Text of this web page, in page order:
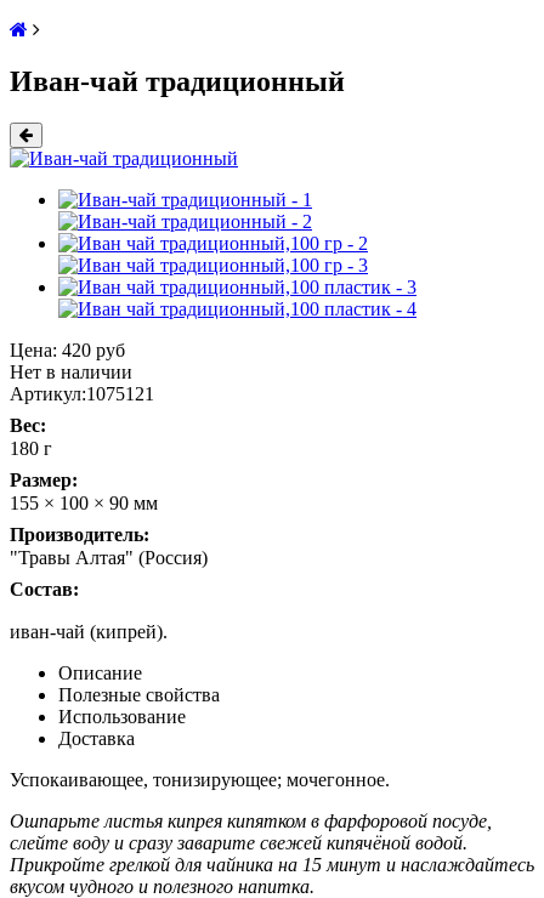
Иван-чай традиционный
Цена: 420 руб
Нет в наличии
Артикул:1075121
Вес:
180 г
Размер:
155 × 100 × 90 мм
Производитель:
"Травы Алтая" (Россия)
Состав:
иван-чай (кипрей).
Описание
Полезные свойства
Использование
Доставка
Успокаивающее, тонизирующее; мочегонное.
Ошпарьте листья кипрея кипятком в фарфоровой посуде,
слейте воду и сразу заварите свежей кипячёной водой.
Прикройте грелкой для чайника на 15 минут и наслаждайтесь
вкусом чудного и полезного напитка.